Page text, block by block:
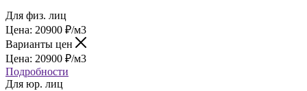
Для физ. лиц
Цена: 20900 ₽/м3
Варианты цен
Цена: 20900 ₽/м3
Подробности
Для юр. лиц